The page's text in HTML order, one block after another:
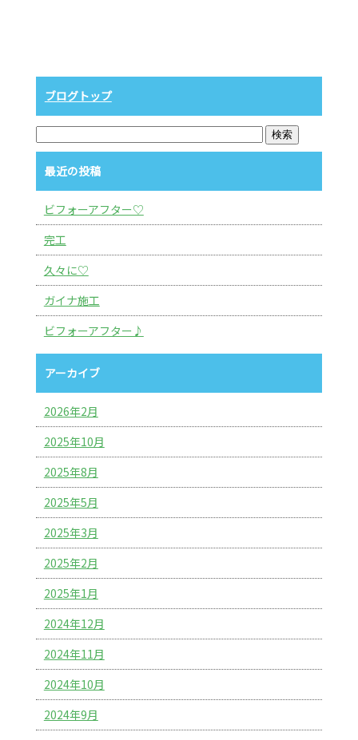
ブログトップ
最近の投稿
ビフォーアフター♡
完工
久々に♡
ガイナ施工
ビフォーアフター♪
アーカイブ
2026年2月
2025年10月
2025年8月
2025年5月
2025年3月
2025年2月
2025年1月
2024年12月
2024年11月
2024年10月
2024年9月